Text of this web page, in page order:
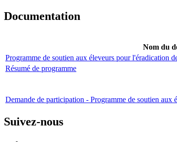
Documentation
Nom du
Programme de soutien aux éleveurs pour l'éradication
Résumé de programme
Demande de participation - Programme de soutien
Suivez-nous